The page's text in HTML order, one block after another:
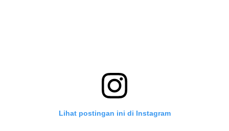
Lihat postingan ini di Instagram